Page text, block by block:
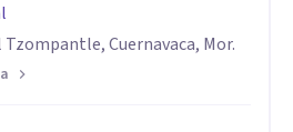
Tzompantle, Cuernavaca, Mor.